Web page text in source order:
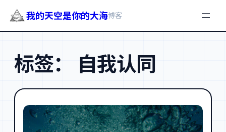
我的天空是你的大海博客
标签： 自我认同